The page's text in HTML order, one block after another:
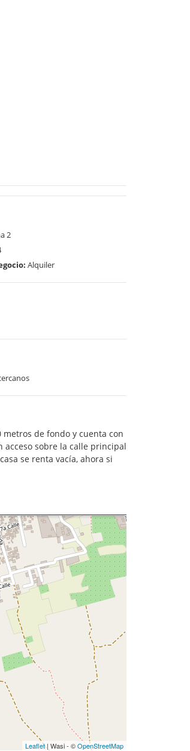
2
Alquiler
de fondo y cuenta con
acceso sobre la calle principal
se renta vacía, ahora si
Leaflet| Wasi - ©OpenStreetMap